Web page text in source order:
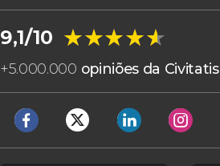
9,1/10 ★★★★★
★★★★★
+5.000.000 opiniões da Civitatis